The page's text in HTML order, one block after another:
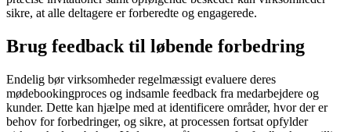
sikre, at alle deltagere er forberedte og engagerede.
Brug feedback til løbende forbedring
Endelig bør virksomheder regelmæssigt evaluere deres
mødebookingproces og indsamle feedback fra medarbejdere og
kunder. Dette kan hjælpe med at identificere områder, hvor der er
behov for forbedringer, og sikre, at processen fortsat opfylder